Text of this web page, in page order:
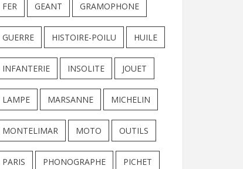
FER GEANT GRAMOPHONE
GUERRE HISTOIRE-POILU HUILE
INFANTERIE INSOLITE JOUET
LAMPE MARSANNE MICHELIN
MONTELIMAR MOTO OUTILS
PARIS PHONOGRAPHE PICHET